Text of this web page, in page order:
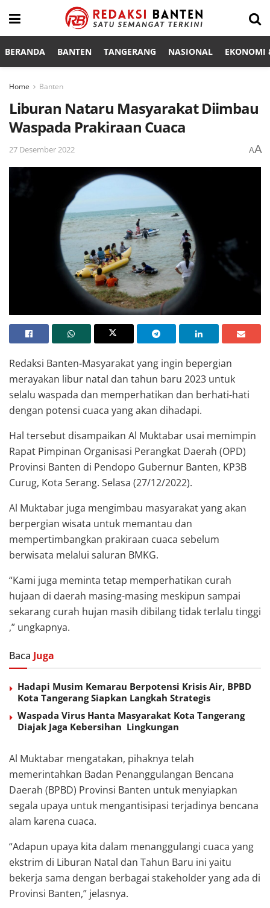
BERANDA BANTEN TANGERANG NASIONAL EKONOMI
Home Banten
Liburan Nataru Masyarakat Diimbau
Waspada Prakiraan Cuaca
27 Desember 2022 AA
Redaksi Banten-Masyarakat yang ingin bepergian
merayakan libur natal dan tahun baru 2023 untuk
selalu waspada dan memperhatikan dan berhati-hati
dengan potensi cuaca yang akan dihadapi.
Hal tersebut disampaikan Al Muktabar usai memimpin
Rapat Pimpinan Organisasi Perangkat Daerah (OPD)
Provinsi Banten di Pendopo Gubernur Banten, KP3B
Curug, Kota Serang. Selasa (27/12/2022).
Al Muktabar juga mengimbau masyarakat yang akan
berpergian wisata untuk memantau dan
mempertimbangkan prakiraan cuaca sebelum
berwisata melalui saluran BMKG.
“Kami juga meminta tetap memperhatikan curah
hujaan di daerah masing-masing meskipun sampai
sekarang curah hujan masih dibilang tidak terlalu tinggi
,” ungkapnya.
Baca Juga
Hadapi Musim Kemarau Berpotensi Krisis Air, BPBD
Kota Tangerang Siapkan Langkah Strategis
Waspada Virus Hanta Masyarakat Kota Tangerang
Diajak Jaga Kebersihan Lingkungan
Al Muktabar mengatakan, pihaknya telah
memerintahkan Badan Penanggulangan Bencana
Daerah (BPBD) Provinsi Banten untuk menyiapkan
segala upaya untuk mengantisipasi terjadinya bencana
alam karena cuaca.
“Adapun upaya kita dalam menanggulangi cuaca yang
ekstrim di Liburan Natal dan Tahun Baru ini yaitu
bekerja sama dengan berbagai stakeholder yang ada di
Provinsi Banten,” jelasnya.